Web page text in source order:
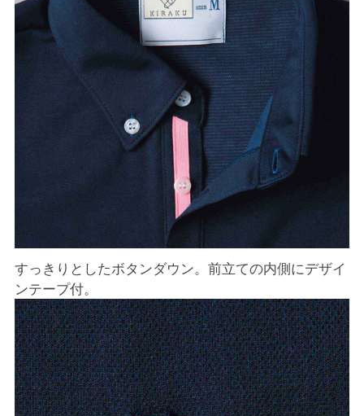
すっきりとしたボタンダウン。前立ての内側にデザイ
ンテープ付。